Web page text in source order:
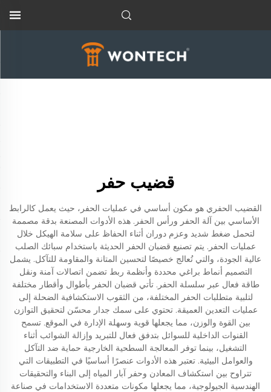
قضيب حفر
القضيب الحفري هو مكون أساسي في عمليات الحفر، حيث يعمل كالرابط
الأساسي بين آلة الحفر ورأس الحفر. هذه الأدوات المصنعة بدقة مصممة
لتحمل ضغط شديد وعزم دوران أثناء الحفاظ على سلامة الهيكل خلال
عمليات الحفر. يتم تصنيع قضبان الحفر الحديثة باستخدام سبائك الصلب
عالية الجودة، والتي تُعالج خصيصًا لتحسين المتانة والمقاومة للتآكل. يشمل
التصميم أنماط براغي محددة وأنظمة ربط تضمن اتصالات آمنة ونقل
طاقة فعال عبر سلسلة الحفر. تأتي قضبان الحفر بأطوال وأقطار مختلفة
لتلبية متطلبات الحفر المختلفة، من الثقوب الاستكشافية الضحلة إلى
عمليات التعدين العميقة. تحتوي على سمك جدار محسّن لتحقيق التوازن
بين القوة والوزن، مما يجعلها قوية وسهلة الإدارة في الموقع. تسمح
القنوات الداخلية للسوائل بتدفق فعال للتبريد وإزالة الشوائب أثناء
التشغيل، بينما توفر المعالجة السطحية الخارجية حماية ضد التآكل
والعوامل البيئية. تعتبر هذه الأدوات عنصرًا أساسيًا في التطبيقات التي
تتراوح بين استكشاف المعادن وحفر آبار المياه إلى البناء والتحقيقات
الهندسية الجيولوجية، مما يجعلها مكونات متعددة الاستخدامات في صناعة